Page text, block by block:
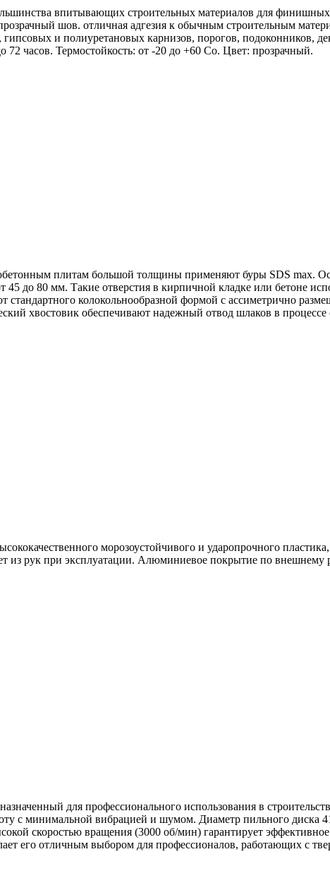
впитывающих строительных материалов для
шов. отличная адгезия к обычным строительным
гипсовых и полиуретановых карнизов, порогов,
часов. Термостойкость: от -20 до +60 Со. Цвет: прозрачный.
плитам большой толщины применяют буры SDS max.
45 до 80 мм. Такие отверстия в кирпичной кладке или бетоне
стандартного колокольнообразной формой с ассиметрично
хвостовик обеспечивают надежный отвод шлаков в процессе
морозоустойчивого и ударопрочного
из рук при эксплуатации. Алюминиевое покрытие по
для профессионального использования в
с минимальной вибрацией и шумом. Диаметр пильного диска
скоростью вращения (3000 об/мин) гарантирует
его отличным выбором для профессионалов, работающих с